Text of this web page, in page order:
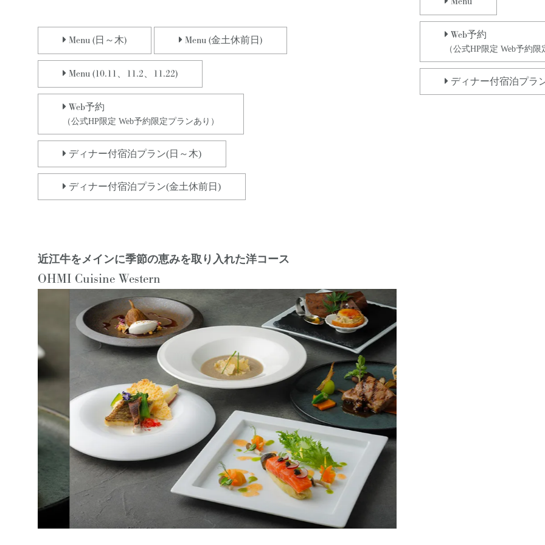
Menu (日～木) Menu (金土休前日)
Menu (10.11、11.2、11.22)
Web予約
（公式HP限定 Web予約限定プランあり）
ディナー付宿泊プラン(日～木)
ディナー付宿泊プラン(金土休前日)
Web予約
（公式HP限定 Web予約限
ディナー付宿泊プラ
近江牛をメインに季節の恵みを取り入れた洋コース
OHMI Cuisine Western